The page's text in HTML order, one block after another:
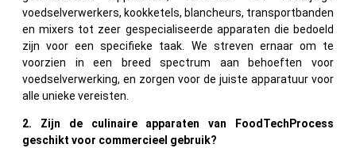
voedselverwerkers, kookketels, blancheurs, transportbanden
en mixers tot zeer gespecialiseerde apparaten die bedoeld
zijn voor een specifieke taak. We streven ernaar om te
voorzien in een breed spectrum aan behoeften voor
voedselverwerking, en zorgen voor de juiste apparatuur voor
alle unieke vereisten.
2. Zijn de culinaire apparaten van FoodTechProcess
geschikt voor commercieel gebruik?